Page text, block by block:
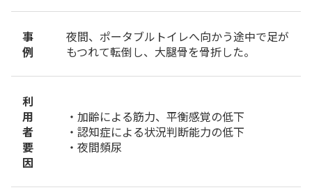
事
例
夜間、ポータブルトイレへ向かう途中で足が
もつれて転倒し、大腿骨を骨折した。
利
用
者
要
因
・加齢による筋力、平衡感覚の低下
・認知症による状況判断能力の低下
・夜間頻尿